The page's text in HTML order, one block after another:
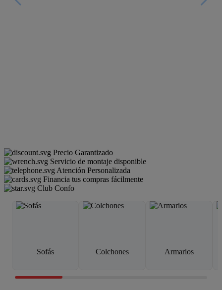
Precio Garantizado
Servicio de montaje disponible
Atención Personalizada
Financia tus compras fácilmente
Club Confo
Sofás Colchones Armarios